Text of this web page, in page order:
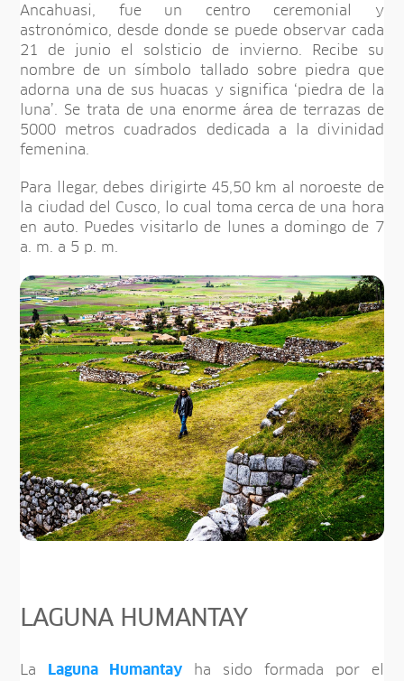
Ancahuasi, fue un centro ceremonial y
astronómico, desde donde se puede observar cada
21 de junio el solsticio de invierno. Recibe su
nombre de un símbolo tallado sobre piedra que
adorna una de sus huacas y significa ‘piedra de la
luna’. Se trata de una enorme área de terrazas de
5000 metros cuadrados dedicada a la divinidad
femenina.
Para llegar, debes dirigirte 45,50 km al noroeste de
la ciudad del Cusco, lo cual toma cerca de una hora
en auto. Puedes visitarlo de lunes a domingo de 7
a. m. a 5 p. m.
LAGUNA HUMANTAY
La Laguna Humantay ha sido formada por el